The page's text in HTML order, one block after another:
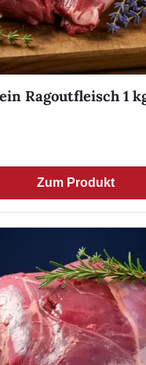
Ragoutfleisch 1
Zum Produkt